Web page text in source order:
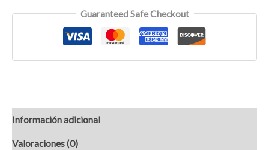
Guaranteed Safe Checkout
Información adicional
Valoraciones (0)